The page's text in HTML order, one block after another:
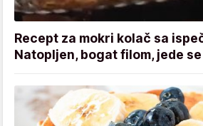
Recept za mokri kolač sa
Natopljen, bogat filom, jede